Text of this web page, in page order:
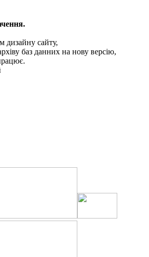
дизайну сайту,
баз данних на нову версію,